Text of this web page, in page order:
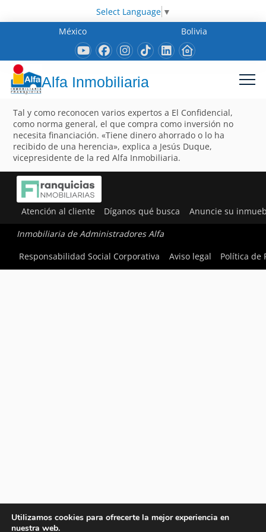
Select Language ▼
México
Bolivia
Alfa Inmobiliaria
Tal y como reconocen varios expertos a El Confidencial,
como norma general, el que compra como inversión no
necesita financiación. «Tiene dinero ahorrado o lo ha
recibido de una herencia», explica a Jesús Duque,
vicepresidente de la red Alfa Inmobiliaria.
Atención al cliente Díganos qué busca Anuncie su
Inmobiliaria de Administradores Alfa
Responsabilidad Social Corporativa
Aviso legal Política de
Utilizamos cookies para ofrecerte la mejor experiencia en
nuestra web.